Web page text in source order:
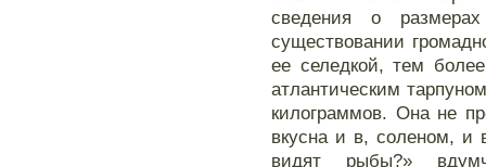
сведения о
существовании
ее селедкой, тем
атлантическим
килограммов. Она не
вкусна и в, соленом, и
видят рыбы?»